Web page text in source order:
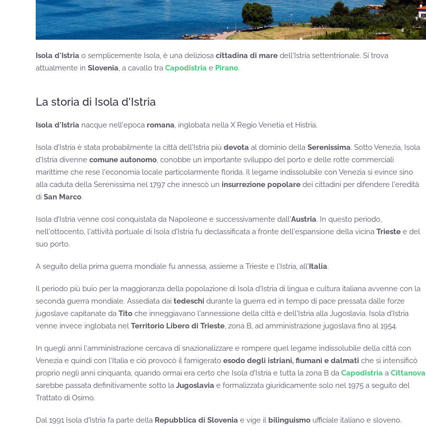
Isola d'Istria o semplicemente Isola, è una deliziosa cittadina di mare dell'Istria settentrionale. Si trova
attualmente in Slovenia, a cavallo tra Capodistria e Pirano.
La storia di Isola d'Istria
Isola d'Istria nacque nell'epoca romana, inglobata nella X Regio Venetia et Histria.
Isola d'Istria è stata probabilmente la città dell'Istria più devota al dominio della Serenissima. Sotto Venezia, Isola
d'Istria divenne comune autonomo, conobbe un importante sviluppo del porto e delle rotte commerciali
marittime che rese l'economia locale particolarmente florida. Il legame indissolubile con Venezia si evince sino
alla caduta della Serenissima nel 1797 che innescò un insurrezione popolare dei cittadini per difendere l'eredità
di San Marco.
Isola d'Istria venne così conquistata da Napoleone e successivamente dall'Austria. In questo periodo,
nell'ottocento, l'attività portuale di Isola d'Istria fu declassificata a fronte dell'espansione della vicina Trieste e del
suo porto.
A seguito della prima guerra mondiale fu annessa, assieme a Trieste e l'Istria, all'Italia.
Il periodo più buio per la maggioranza della popolazione di Isola d'Istria di lingua e cultura italiana avvenne con la
seconda guerra mondiale. Assediata dai tedeschi durante la guerra ed in tempo di pace pressata dalle forze
jugoslave capitanate da Tito che inneggiavano l'annessione della città e dell'Istria alla Jugoslavia. Isola d'Istria
venne invece inglobata nel Territorio Libero di Trieste, zona B, ad amministrazione jugoslava fino al 1954.
In quegli anni l'amministrazione cercava di snazionalizzare e rompere quel legame indissolubile della città con
Venezia e quindi con l'Italia e ciò provocò il famigerato esodo degli istriani, fiumani e dalmati che si intensificò
proprio negli anni cinquanta, quando ormai era certo che Isola d'Istria e tutta la zona B da Capodistria a Cittanova
sarebbe passata definitivamente sotto la Jugoslavia e formalizzata giuridicamente solo nel 1975 a seguito del
Trattato di Osimo.
Dal 1991 Isola d'Istria fa parte della Repubblica di Slovenia e vige il bilinguismo ufficiale italiano e sloveno.